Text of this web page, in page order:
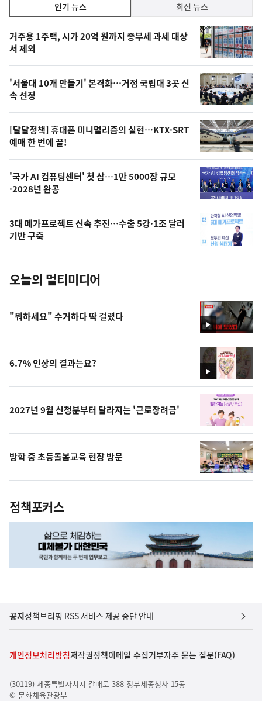
기,
최
신,
오
늘
의
영
상
오
늘
사
진
인기 뉴스 최신 뉴스
기
뉴
스
거주용 1주택, 시가 20억 원까지 종부세 과세 대상
서 제외
'서울대 10개 만들기' 본격화…거점 국립대 3곳 신
속 선정
[달달정책] 휴대폰 미니멀리즘의 실현…KTX·SRT
예매 한 번에 끝!
'국가 AI 컴퓨팅센터' 첫 삽…1만 5000장 규모
·2028년 완공
3대 메가프로젝트 신속 추진…수출 5강·1조 달러
기반 구축
오늘의 멀티미디어
영
상
"뭐하세요" 수거하다 딱 걸렸다
영
상
6.7% 인상의 결과는요?
2027년 9월 신청분부터 달라지는 '근로장려금'
방학 중 초등돌봄교육 현장 방문
정책포커스
공지정책브리핑 RSS 서비스 제공 중단 안내
개인정보처리방침저작권정책이메일 수집거부자주 묻는 질문(FAQ)
(30119) 세종특별자치시 갈매로 388 정부세종청사 15동
© 문화체육관광부